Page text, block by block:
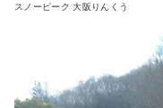
スノーピーク 大阪りんくう